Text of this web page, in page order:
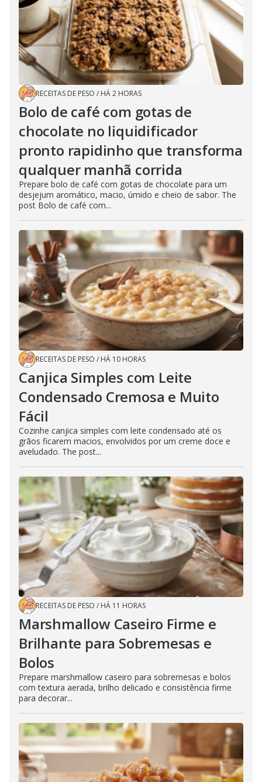
RECEITAS DE PESO / HÁ 2 HORAS
Bolo de café com gotas de
chocolate no liquidificador
pronto rapidinho que transforma
qualquer manhã corrida
Prepare bolo de café com gotas de chocolate para um
desjejum aromático, macio, úmido e cheio de sabor. The
post Bolo de café com...
RECEITAS DE PESO / HÁ 10 HORAS
Canjica Simples com Leite
Condensado Cremosa e Muito
Fácil
Cozinhe canjica simples com leite condensado até os
grãos ficarem macios, envolvidos por um creme doce e
aveludado. The post...
RECEITAS DE PESO / HÁ 11 HORAS
Marshmallow Caseiro Firme e
Brilhante para Sobremesas e
Bolos
Prepare marshmallow caseiro para sobremesas e bolos
com textura aerada, brilho delicado e consistência firme
para decorar...